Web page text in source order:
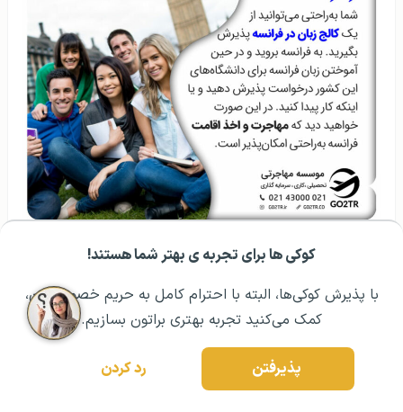
کوکی ها برای تجربه ی بهتر شما هستند!
با پذیرش کوکی‌ها، البته با احترام کامل به حریم خصوصیتون،
کمک می‌کنید تجربه بهتری براتون بسازیم.
پذیرفتن رد کردن
مشــاوره اولیه رایگان: ۰۲۱ ۴۳۰۰۰ ۰۲۱ رزرو مشاوره تخصصی
حقیقت این است که شما باید در زمان تحصیل، حداقل در
همان‌طور که گفته شد فرانسه دقیقاً یک کشور انگلیسی‌زبان
نیست؛ گزارش‌های مختلف نشان می‌دهد که کمتر از ۴۰ از
مردم محلی انگلیسی صحبت می‌کنند و حتی درصد کمتری آن
را روان صحبت می‌کنند. این بدان معناست که برای رفت‌وآمد،